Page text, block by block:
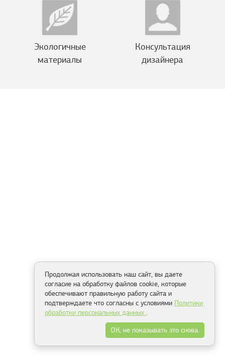
Экологичные
материалы
Консультация
дизайнера
Продолжая использовать наш сайт, вы даете
согласие на обработку файлов cookie, которые
обеспечивают правильную работу сайта и
подтверждаете что согласны с условиями Политики
обработки персональных данных .
ОК, не показывать это снова.